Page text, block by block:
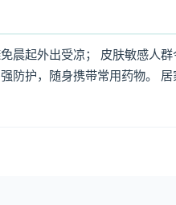
晨起外出受凉； 皮肤敏感人群
防护，随身携带常用药物。 居